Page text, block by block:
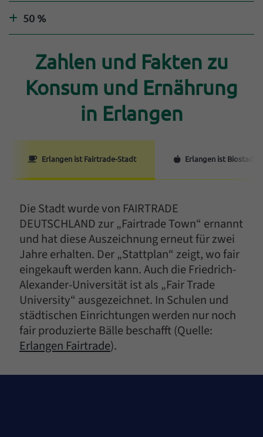
Antwort anzeigen
50 %
Einleitung
Zahlen und Fakten zu
Konsum und Ernährung
in Erlangen
Erlangen ist Fairtrade-Stadt Erlangen ist Biostadt
Die Stadt wurde von FAIRTRADE
DEUTSCHLAND zur „Fairtrade Town“ ernannt
und hat diese Auszeichnung erneut für zwei
Jahre erhalten. Der „Stattplan“ zeigt, wo fair
eingekauft werden kann. Auch die Friedrich-
Alexander-Universität ist als „Fair Trade
University“ ausgezeichnet. In Schulen und
städtischen Einrichtungen werden nur noch
fair produzierte Bälle beschafft (Quelle:
Erlangen Fairtrade).